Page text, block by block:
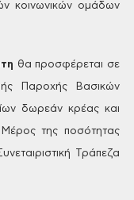
κοινωνικών ομάδων
θα προσφέρεται σε
Παροχής Βασικών
δωρεάν κρέας και
Μέρος της ποσότητας
Τράπεζα